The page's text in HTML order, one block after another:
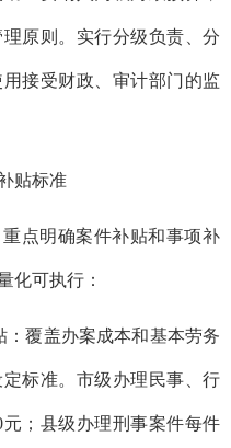
原则。实行分级负责、分
接受财政、审计部门的监
贴标准
点明确案件补贴和事项补
化可执行：
覆盖办案成本和基本劳务
标准。市级办理民事、行
；县级办理刑事案件每件